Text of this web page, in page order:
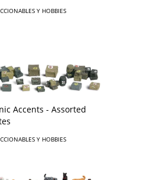
Y HOBBIES
Accents - Assorted
Y HOBBIES